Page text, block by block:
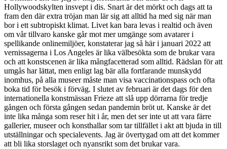
Hollywoodskylten insvept i dis. Snart är det mörkt och dags att ta
fram den där extra tröjan man lär sig att alltid ha med sig när man
bor i ett subtropiskt klimat. Livet kan bara levas i realtid och även
om vår tillvaro kanske går mot mer umgänge som avatarer i
spellikande onlinemiljöer, konstaterar jag så här i januari 2022 att
vernissagerna i Los Angeles är lika välbesökta som de brukar vara
och att konstscenen är lika mångfacetterad som alltid. Rädslan för att
umgås har lättat, men enligt lag bär alla fortfarande munskydd
inomhus, på alla museer måste man visa vaccinationspass och ofta
boka tid för besök i förväg. I slutet av februari är det dags för den
internationella konstmässan Frieze att slå upp dörrarna för tredje
gången och första gången sedan pandemin bröt ut. Kanske är det
inte lika många som reser hit i år, men det ser inte ut att vara färre
gallerier, museer och konsthallar som tar tillfället i akt att bjuda in till
utställningar och specialevents. Jag är övertygad om att det kommer
att bli lika storslaget och nyansrikt som det brukar vara.